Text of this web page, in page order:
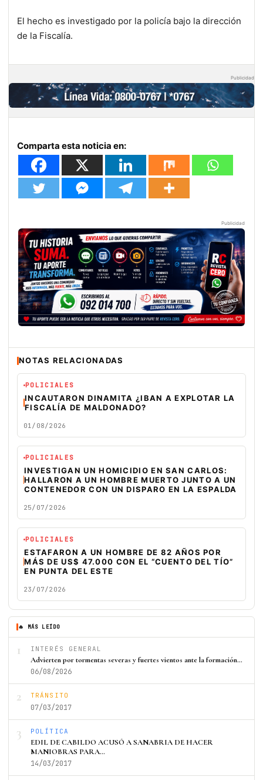
El hecho es investigado por la policía bajo la dirección
de la Fiscalía.
Publicidad
Comparta esta noticia en:
Publicidad
NOTAS RELACIONADAS
POLICIALES
INCAUTARON DINAMITA ¿IBAN A EXPLOTAR LA
FISCALÍA DE MALDONADO?
01/08/2026
POLICIALES
INVESTIGAN UN HOMICIDIO EN SAN CARLOS:
HALLARON A UN HOMBRE MUERTO JUNTO A UN
CONTENEDOR CON UN DISPARO EN LA ESPALDA
25/07/2026
POLICIALES
ESTAFARON A UN HOMBRE DE 82 AÑOS POR
MÁS DE US$ 47.000 CON EL “CUENTO DEL TÍO”
EN PUNTA DEL ESTE
23/07/2026
🔥 MÁS LEÍDO
1 INTERÉS GENERAL
Advierten por tormentas severas y fuertes vientos ante la formación…
06/08/2026
2 TRÁNSITO
07/03/2017
3 POLÍTICA
EDIL DE CABILDO ACUSÓ A SANABRIA DE HACER
MANIOBRAS PARA…
14/03/2017